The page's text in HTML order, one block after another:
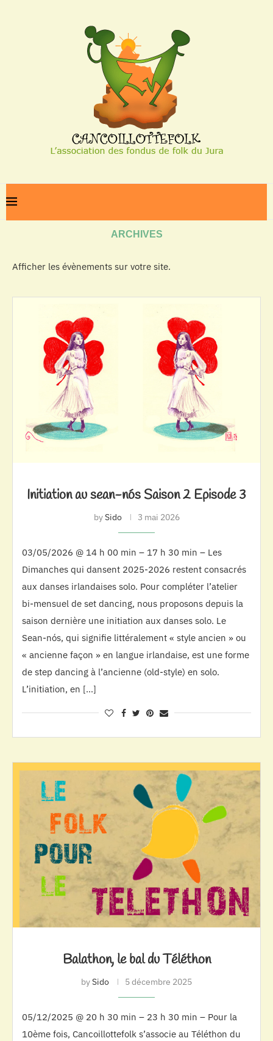
ARCHIVES
Afficher les évènements sur votre site.
Initiation au sean-nós Saison 2 Episode 3
bySido 3 mai 2026
03/05/2026 @ 14 h 00 min – 17 h 30 min – Les
Dimanches qui dansent 2025-2026 restent consacrés
aux danses irlandaises solo. Pour compléter l’atelier
bi-mensuel de set dancing, nous proposons depuis la
saison dernière une initiation aux danses solo. Le
Sean-nós, qui signifie littéralement « style ancien » ou
« ancienne façon » en langue irlandaise, est une forme
de step dancing à l’ancienne (old-style) en solo.
L’initiation, en […]
Balathon, le bal du Téléthon
bySido 5 décembre 2025
05/12/2025 @ 20 h 30 min – 23 h 30 min – Pour la
10ème fois, Cancoillottefolk s’associe au Téléthon du